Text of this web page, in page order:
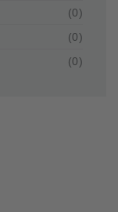
(0)
(0)
(0)